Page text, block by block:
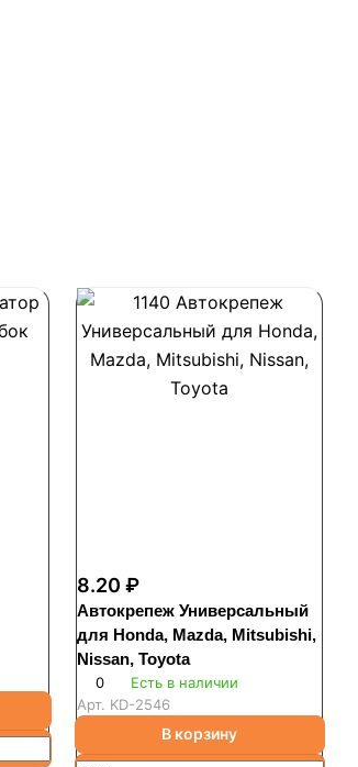
8.20 ₽
Автокрепеж Универсальный
для Honda, Mazda, Mitsubishi,
Nissan, Toyota
0
Есть в наличии
Арт. KD-2546
В корзину